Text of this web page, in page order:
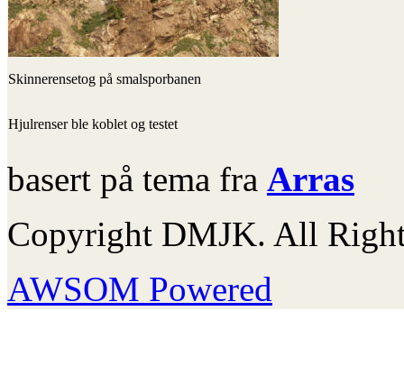
Skinnerensetog på smalsporbanen
Hjulrenser ble koblet og testet
basert på tema fra Arras
Copyright DMJK. All
AWSOM Powered